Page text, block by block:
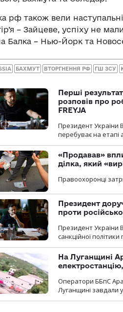
рф також вели
– Зайцеве, успіху не
Балка – Нью-Йорк та
БАХМУТ ВТОРГНЕННЯ РФ ГШ ЗСУ
Перші
розповів про
FREYJA
Президент України
перебуває на етапі
«Продавав»
ділка, який
Правоохоронці
Президент
проти
Президент України
санкційної політики
На Луганщині
Оператори ББпС
Луганщині завдали